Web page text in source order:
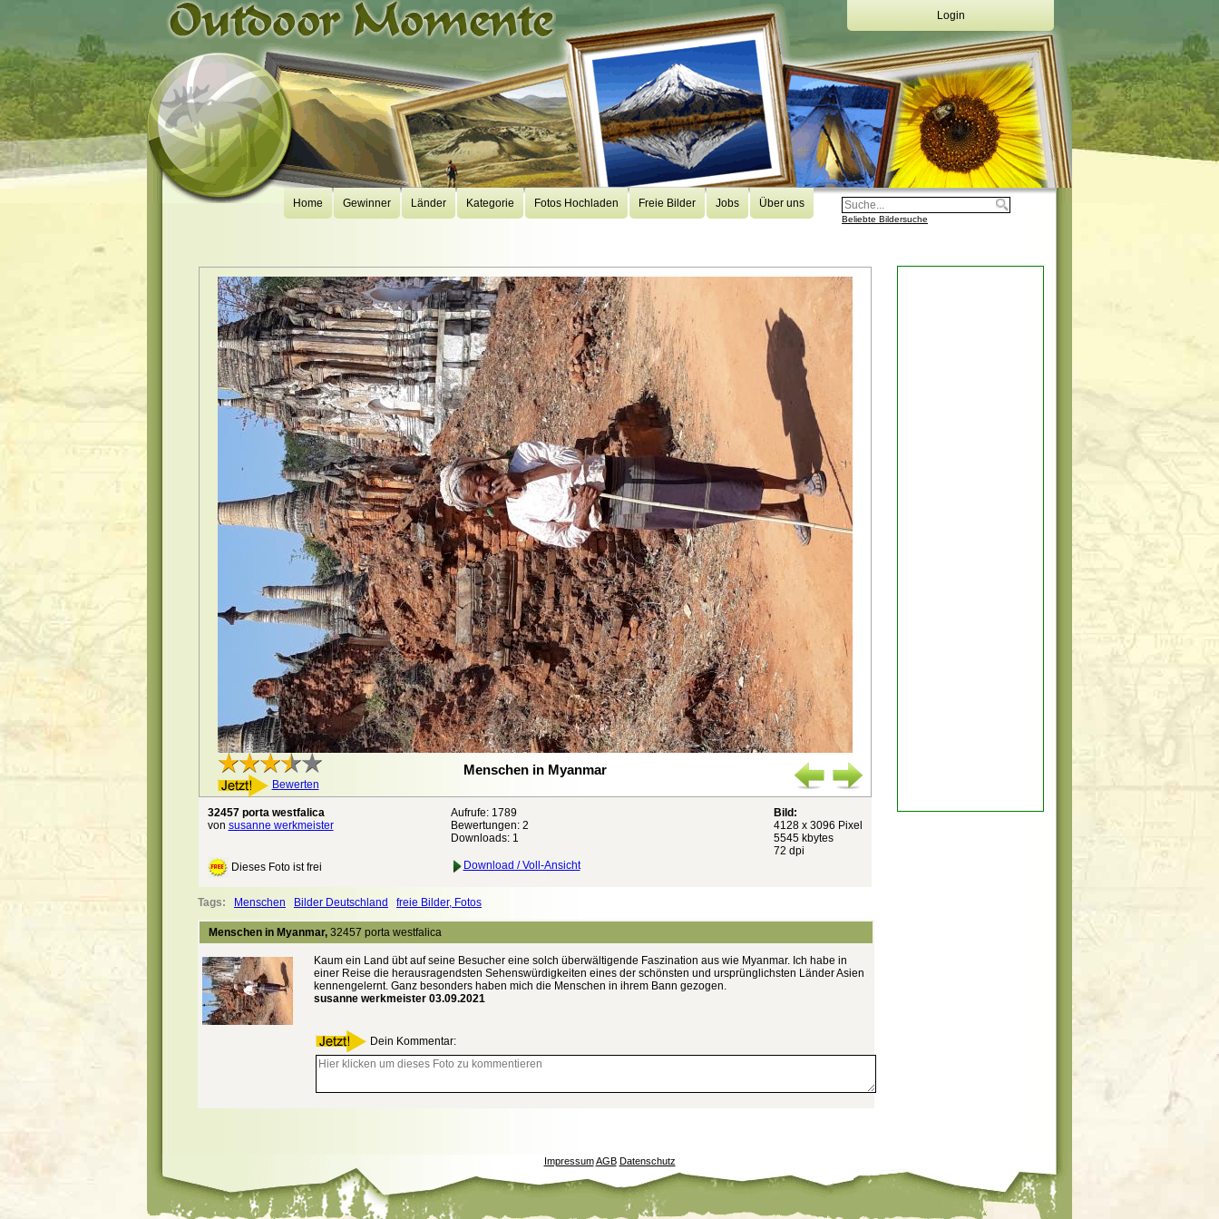
Login
Deine Emailadresse:
Dein Passwort:
Login
Registrierung
Home Gewinner Länder Kategorie Fotos Hochladen Freie Bilder Jobs Über uns
Beliebte Bildersuche
Bewerten
Menschen in Myanmar
32457 porta westfalica
von susanne werkmeister
Aufrufe: 1789
Bewertungen: 2
Downloads: 1
Bild:
4128 x 3096 Pixel
5545 kbytes
72 dpi
Dieses Foto ist frei
Download / Voll-Ansicht
Tags: Menschen Bilder Deutschland freie Bilder, Fotos
Menschen in Myanmar, 32457 porta westfalica
Kaum ein Land übt auf seine Besucher eine solch überwältigende Faszination aus wie Myanmar. Ich habe in
einer Reise die herausragendsten Sehenswürdigkeiten eines der schönsten und ursprünglichsten Länder Asien
kennengelernt. Ganz besonders haben mich die Menschen in ihrem Bann gezogen.
susanne werkmeister 03.09.2021
Dein Kommentar:
Impressum AGB Datenschutz